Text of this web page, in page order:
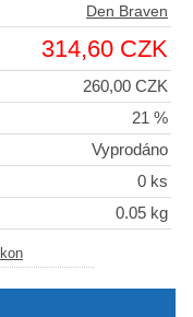
Den Braven
314,60 CZK
260,00 CZK
21 %
Vyprodáno
0 ks
0.05 kg